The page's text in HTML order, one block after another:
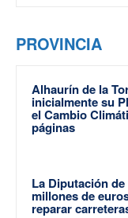
PROVINCIA
Alhaurín de la
inicialmente su
el Cambio
páginas
La Diputación
millones de
reparar